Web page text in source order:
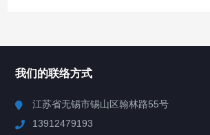
Chiller高精度制冷循环器
我们的联络方式
江苏省无锡市锡山区翰林路55号
13912479193